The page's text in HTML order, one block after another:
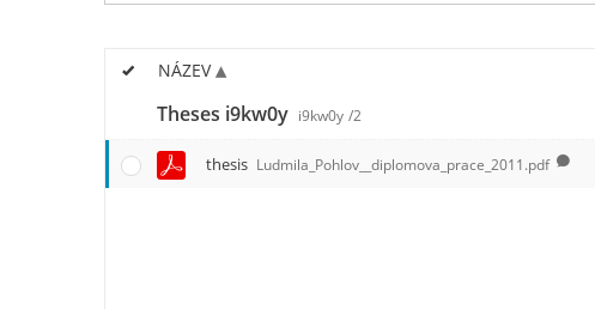
NÁZEV
Theses i9kw0y i9kw0y /2
thesis Ludmila_Pohlov__diplomova_prace_2011.pdf